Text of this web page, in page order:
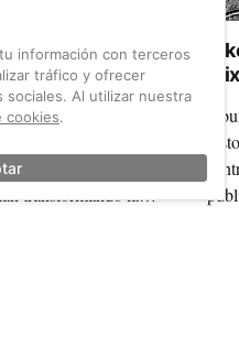
proyectos gravel
en Zaragoza
abre dos
dar voz a destinos,
transformando la
información con terceros
tráfico y ofrecer
sociales. Al utilizar nuestra
cookies.